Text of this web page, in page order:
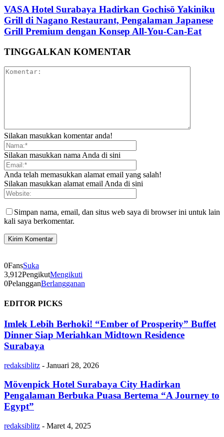
VASA Hotel Surabaya Hadirkan Gochisō Yakiniku
Grill di Nagano Restaurant, Pengalaman Japanese
Grill Premium dengan Konsep All-You-Can-Eat
TINGGALKAN KOMENTAR
Silakan masukkan komentar anda!
Silakan masukkan nama Anda di sini
Anda telah memasukkan alamat email yang salah!
Silakan masukkan alamat email Anda di sini
Simpan nama, email, dan situs web saya di browser ini untuk lain
kali saya berkomentar.
0FansSuka
3,912PengikutMengikuti
0PelangganBerlangganan
EDITOR PICKS
Imlek Lebih Berhoki! “Ember of Prosperity” Buffet
Dinner Siap Meriahkan Midtown Residence
Surabaya
redaksiblitz - Januari 28, 2026
Mövenpick Hotel Surabaya City Hadirkan
Pengalaman Berbuka Puasa Bertema “A Journey to
Egypt”
redaksiblitz - Maret 4, 2025